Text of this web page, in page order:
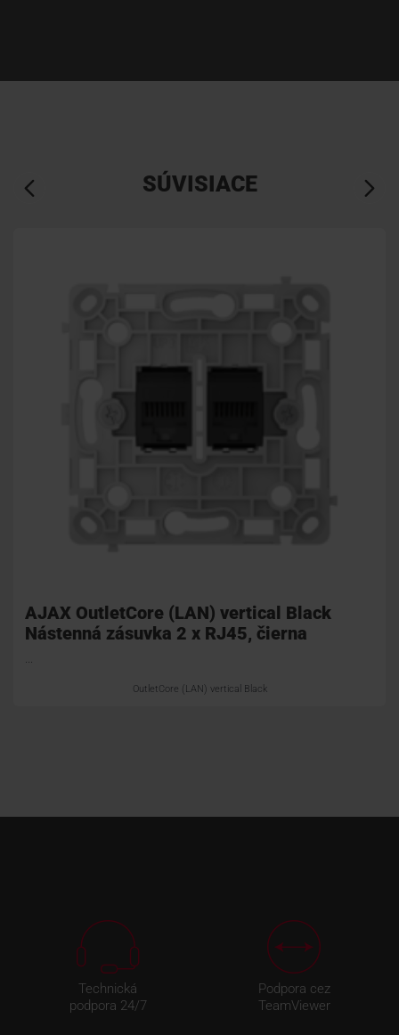
SÚVISIACE
AJAX OutletCore (LAN) vertical Black
Nástenná zásuvka 2 x RJ45, čierna
OutletCore (LAN) vertical Black
Technická
podpora 24/7
Podpora cez
TeamViewer